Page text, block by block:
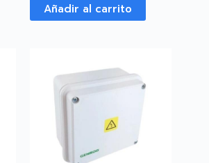
Añadir al carrito